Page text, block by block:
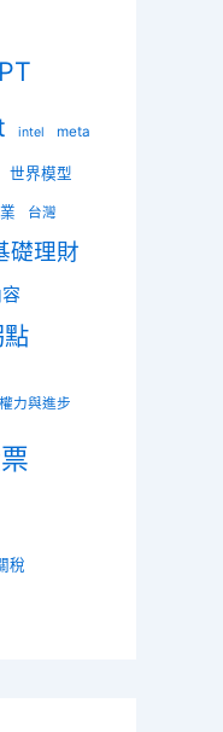
intel meta
世界模型
台灣
礎理財
權力與進步
稅